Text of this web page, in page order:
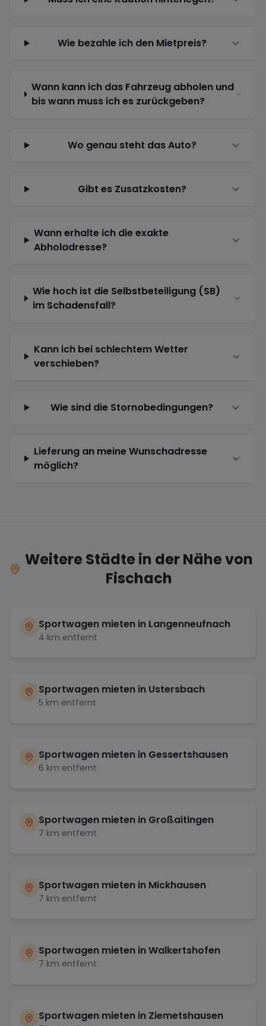
Wie bezahle ich den Mietpreis?
Wann kann ich das Fahrzeug abholen und
bis wann muss ich es zurückgeben?
Wo genau steht das Auto?
Gibt es Zusatzkosten?
Wann erhalte ich die exakte
Abholadresse?
Wie hoch ist die Selbstbeteiligung (SB)
im Schadensfall?
Kann ich bei schlechtem Wetter
verschieben?
Wie sind die Stornobedingungen?
Lieferung an meine Wunschadresse
möglich?
Weitere Städte in der Nähe von
Fischach
Sportwagen mieten in Langenneufnach
4 km entfernt
Sportwagen mieten in Ustersbach
5 km entfernt
Sportwagen mieten in Gessertshausen
6 km entfernt
Sportwagen mieten in Großaitingen
7 km entfernt
Sportwagen mieten in Mickhausen
7 km entfernt
Sportwagen mieten inWalkertshofen
7 km entfernt
Sportwagen mieten in Ziemetshausen